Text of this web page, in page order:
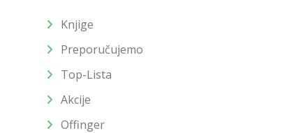
Knjige
Preporučujemo
Top-Lista
Akcije
Offinger